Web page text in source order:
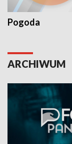
Pogoda
ARCHIWUM